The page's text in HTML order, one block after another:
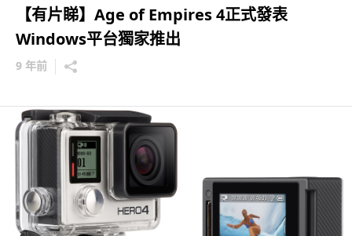
【有片睇】Age of Empires 4正式發表
Windows平台獨家推出
9 年前